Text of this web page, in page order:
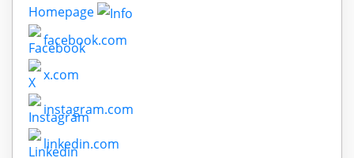
Homepage
facebook.com
x.com
instagram.com
linkedin.com